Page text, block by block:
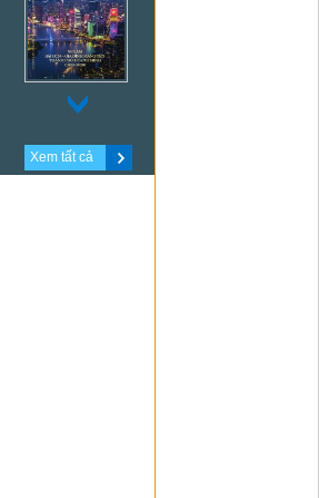
Xem tất cả